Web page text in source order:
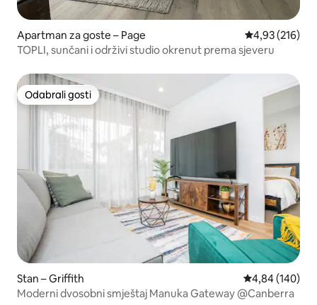
Apartman za goste – Page Prosječna
4,93 (216)
TOPLI, sunčani i održivi studio okrenut prema sjeveru
Odabrali gosti
Odabrali gosti
Stan – Griffith Prosječna
4,84 (140)
Moderni dvosobni smještaj Manuka Gateway @Canberra